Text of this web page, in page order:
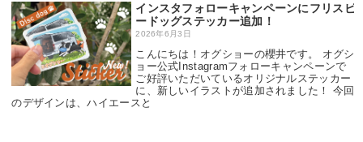
インスタフォローキャンペーンにフリスビ
ードッグステッカー追加！
2026年6月3日
こんにちは！オグショーの櫻井です。 オグシ
ョー公式Instagramフォローキャンペーンで
ご好評いただいているオリジナルステッカー
に、新しいイラストが追加されました！ 今回
のデザインは、ハイエースと